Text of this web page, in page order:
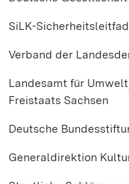
SiLK-
Verband der
Landesamt für
Freistaats Sachsen
Deutsche
Generaldirektion